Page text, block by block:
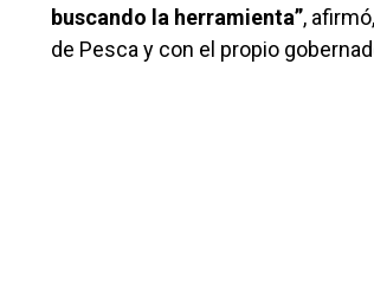
buscando la herramienta”,
de Pesca y con el propio